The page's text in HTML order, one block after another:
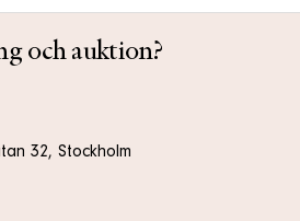
och auktion?
32, Stockholm